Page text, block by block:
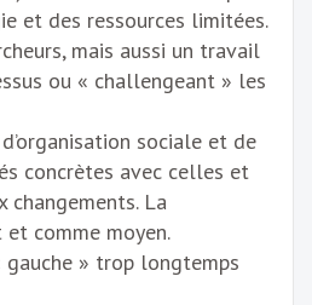
et des ressources limitées.
mais aussi un travail
ou « challengeant » les
sociale et de
concrètes avec celles et
changements. La
comme moyen.
gauche » trop longtemps